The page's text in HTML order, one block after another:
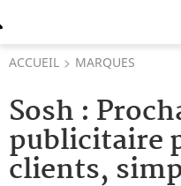
ACCUEIL MARQUES
Sosh :
publicitaire
clients,